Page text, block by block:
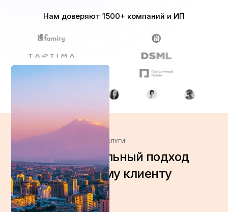
Получить консультацию
Нам доверяют 1500+ компаний и ИП
УСЛУГИ
Индивидуальный подход
к каждому клиенту